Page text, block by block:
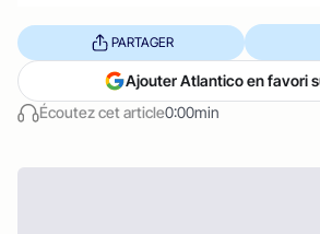
Écoutez cet article0:00min
PARTAGER
Ajouter Atlantico en favori